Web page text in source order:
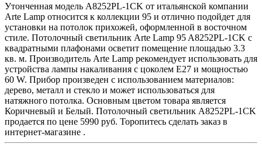
Утонченная модель A8252PL-1CK от итальянской компании
Arte Lamp относится к коллекции 95 и отлично подойдет для
установки на потолок прихожей, оформленной в восточном
стиле. Потолочный светильник Arte Lamp 95 A8252PL-1CK с
квадратными плафонами осветит помещение площадью 3.3
кв. м. Производитель Arte Lamp рекомендует использовать для
устройства лампы накаливания с цоколем E27 и мощностью
60 W. Прибор произведен с использованием материалов:
дерево, металл и стекло и может использоваться для
натяжного потолка. Основным цветом товара является
Коричневый и Белый. Потолочный светильник A8252PL-1CK
продается по цене 5990 руб. Торопитесь сделать заказ в
интернет-магазине .